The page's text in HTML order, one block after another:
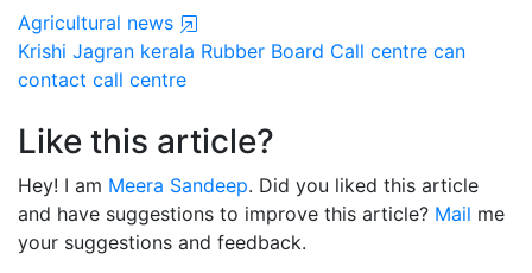
Agricultural news
Krishi Jagran kerala Rubber Board Call centre can
contact call centre
Like this article?
Hey! I am Meera Sandeep. Did you liked this article
and have suggestions to improve this article? Mail me
your suggestions and feedback.